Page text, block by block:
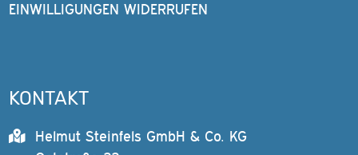
EINWILLIGUNGEN WIDERRUFEN
KONTAKT
Helmut Steinfels GmbH & Co. KG